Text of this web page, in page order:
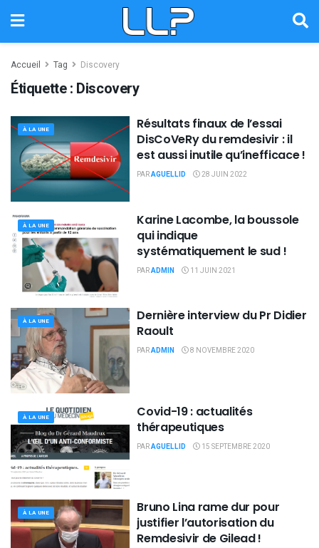
Accueil Tag Discovery
Étiquette : Discovery
À LA UNE
Résultats finaux de l’essai
DisCoVeRy du remdesivir : il
est aussi inutile qu’inefficace !
PARAGUELLID 28 JUIN 2022
À LA UNE
Karine Lacombe, la boussole
qui indique
systématiquement le sud !
PARADMIN 11 JUIN 2021
À LA UNE
Dernière interview du Pr Didier
Raoult
PARADMIN 8 NOVEMBRE 2020
À LA UNE
Covid-19 : actualités
thérapeutiques
PARAGUELLID 15 SEPTEMBRE 2020
À LA UNE
Bruno Lina rame dur pour
justifier l’autorisation du
Remdesivir de Gilead !